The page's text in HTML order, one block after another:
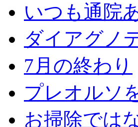
いつも通院
ダイアグノ
7月の終わり
プレオルソ
お掃除では